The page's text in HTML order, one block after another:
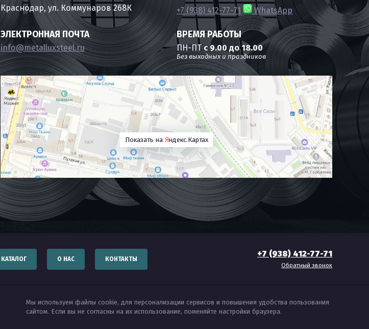
Краснодар, ул. Коммунаров 268К +7 (938) 412-77-71 WhatsApp
ЭЛЕКТРОННАЯ ПОЧТА
info@metalluxsteel.ru
ВРЕМЯ РАБОТЫ
ПН-ПТс 9.00 до 18.00
Без выходных и праздников
Показать на Яндекс.Картах
КАТАЛОГ О НАС КОНТАКТЫ
+7 (938) 412-77-71
Обратный звонок
Мы используем файлы cookie, для персонализации сервисов и повышения удобства пользования
сайтом. Если вы не согласны на их использование, поменяйте настройки браузера.